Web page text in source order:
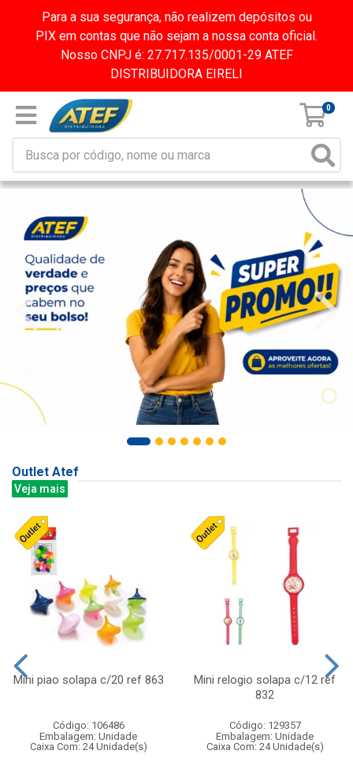
Para a sua segurança, não realizem depósitos ou
PIX em contas que não sejam a nossa conta oficial.
Nosso CNPJ é: 27.717.135/0001-29 ATEF
DISTRIBUIDORA EIRELI
0
Outlet Atef
Veja mais
Mini piao solapa c/20 ref 863
Código: 106486
Embalagem: Unidade
Caixa Com: 24 Unidade(s)
Mini relogio solapa c/12 ref
832
Código: 129357
Embalagem: Unidade
Caixa Com: 24 Unidade(s)